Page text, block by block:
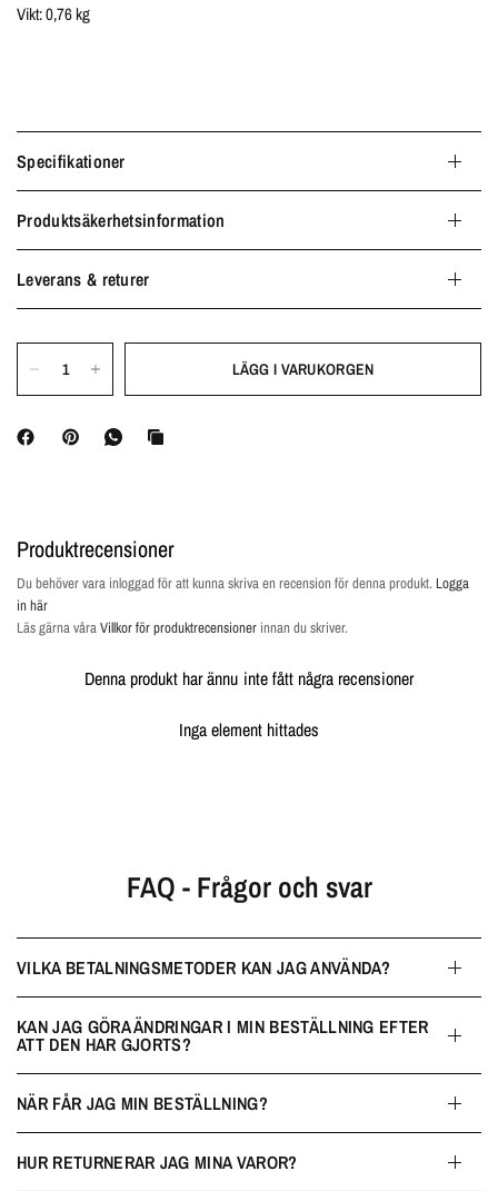
Vikt: 0,76 kg
Specifikationer
Produktsäkerhetsinformation
Leverans & returer
LÄGG I VARUKORGEN
Produktrecensioner
Du behöver vara inloggad för att kunna skriva en recension för denna produkt. Logga
in här
Läs gärna våraVillkor för produktrecensioner innan du skriver.
Denna produkt har ännu inte fått några recensioner
Inga element hittades
FAQ - Frågor och svar
VILKA BETALNINGSMETODER KAN JAG ANVÄNDA?
KAN JAG GÖRA ÄNDRINGAR I MIN BESTÄLLNING EFTER
ATT DEN HAR GJORTS?
NÄR FÅR JAG MIN BESTÄLLNING?
HUR RETURNERAR JAG MINA VAROR?